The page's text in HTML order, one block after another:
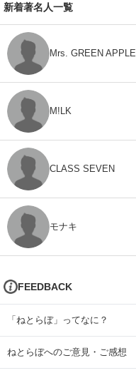
新着著名人一覧
Mrs. GREEN APPLE
M!LK
CLASS SEVEN
モナキ
FEEDBACK
「ねとらぼ」ってなに？
ねとらぼへのご意見・ご感想